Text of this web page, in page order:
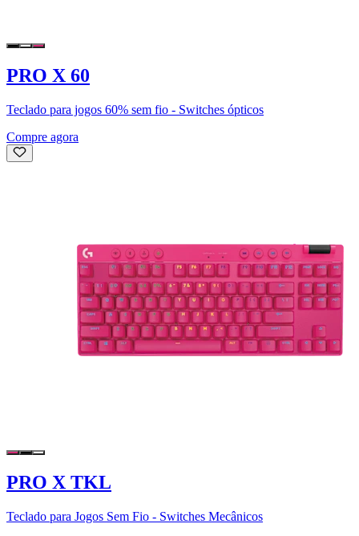
PRO X 60
Teclado para jogos 60% sem fio - Switches ópticos
Compre agora
PRO X TKL
Teclado para Jogos Sem Fio - Switches Mecânicos